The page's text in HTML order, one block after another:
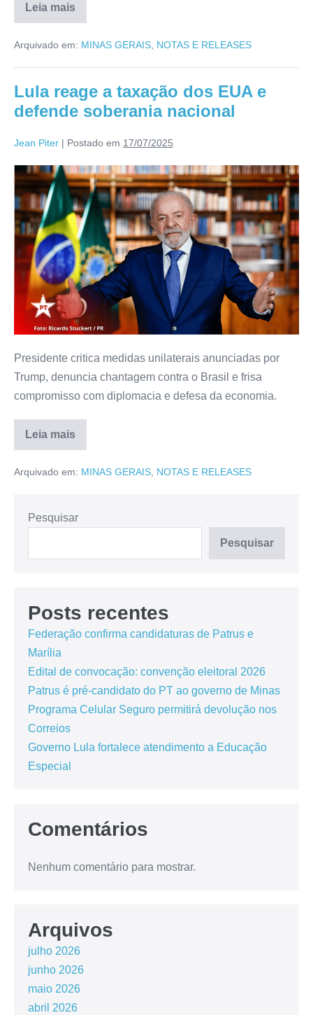
Leia mais
Arquivado em: MINAS GERAIS NOTAS E RELEASES
Lula reage a taxação dos EUA e
defende soberania nacional
Jean Piter | Postado em 17/07/2025
Presidente critica medidas unilaterais anunciadas por
Trump, denuncia chantagem contra o Brasil e frisa
compromisso com diplomacia e defesa da economia.
Leia mais
Arquivado em: MINAS GERAIS, NOTAS E RELEASES
Pesquisar
Pesquisar
Posts recentes
Federação confirma candidaturas de Patrus e
Marília
Edital de convocação: convenção eleitoral 2026
Patrus é pré-candidato do PT ao governo de Minas
Programa Celular Seguro permitirá devolução nos
Correios
Governo Lula fortalece atendimento a Educação
Especial
Comentários
Nenhum comentário para mostrar.
Arquivos
julho 2026
junho 2026
maio 2026
abril 2026